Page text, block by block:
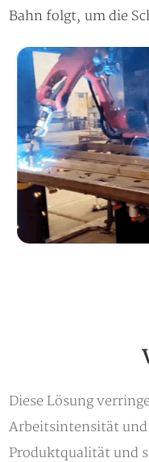
Bahn folgt, um die
Diese Lösung
Arbeitsintensität
Produktqualität und